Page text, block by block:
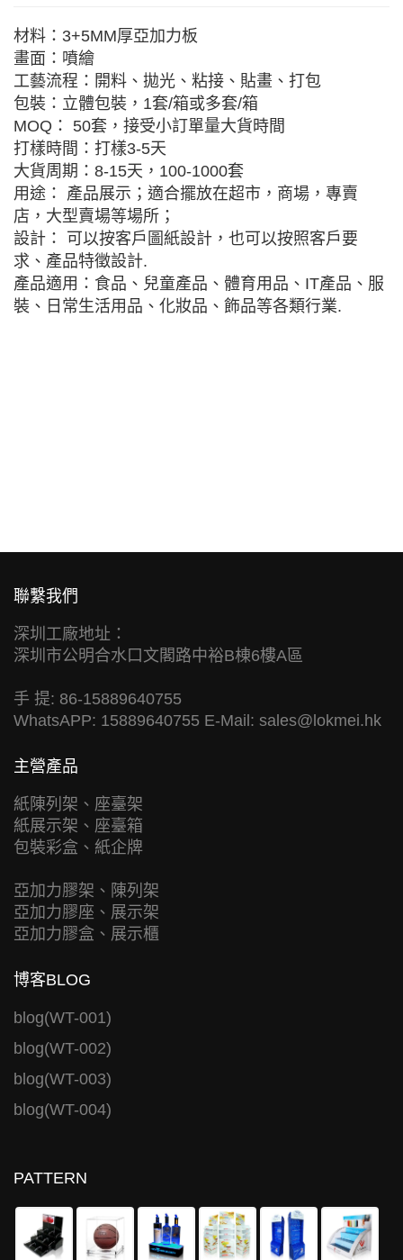
材料：3+5MM厚亞加力板
畫面：噴繪
工藝流程：開料、拋光、粘接、貼畫、打包
包裝：立體包裝，1套/箱或多套/箱
MOQ： 50套，接受小訂單量大貨時間
打樣時間：打樣3-5天
大貨周期：8-15天，100-1000套
用途： 產品展示；適合擺放在超市，商場，專賣
店，大型賣場等場所；
設計： 可以按客戶圖紙設計，也可以按照客戶要
求、產品特徵設計.
產品適用：食品、兒童產品、體育用品、IT產品、服
裝、日常生活用品、化妝品、飾品等各類行業.
聯繫我們
深圳工廠地址：
深圳市公明合水口文閣路中裕B棟6樓A區
手 提: 86-15889640755
WhatsAPP: 15889640755 E-Mail: sales@lokmei.hk
主營產品
紙陳列架、座臺架
紙展示架、座臺箱
包裝彩盒、紙企牌
亞加力膠架、陳列架
亞加力膠座、展示架
亞加力膠盒、展示櫃
博客BLOG
blog(WT-001)
blog(WT-002)
blog(WT-003)
blog(WT-004)
PATTERN